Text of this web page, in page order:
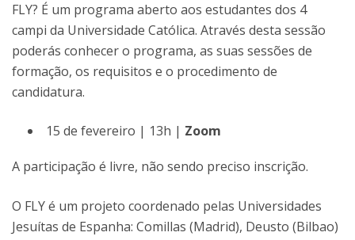
FLY? É um programa aberto aos estudantes dos 4
campi da Universidade Católica. Através desta sessão
poderás conhecer o programa, as suas sessões de
formação, os requisitos e o procedimento de
candidatura.
15 de fevereiro | 13h | Zoom
A participação é livre, não sendo preciso inscrição.
O FLY é um projeto coordenado pelas Universidades
Jesuítas de Espanha: Comillas (Madrid), Deusto (Bilbao)